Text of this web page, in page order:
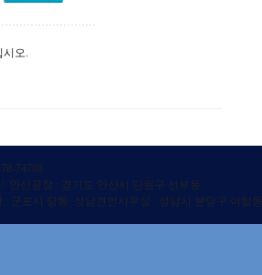
시오.
74788
산공장 : 경기도 안산시 단원구 선부동
군포시 당동 성남견인사무실 : 성남시 분당구 야탑동